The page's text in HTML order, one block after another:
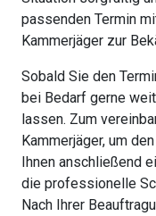
passenden Termin
Kammerjäger zur
Sobald Sie den
bei Bedarf gerne
lassen. Zum
Kammerjäger, um
Ihnen anschließend
die professionelle
Nach Ihrer